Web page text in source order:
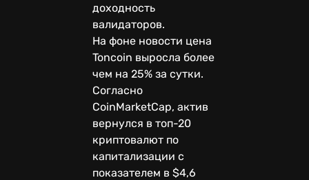
доходность
валидаторов.
На фоне новости цена
Toncoin выросла более
чем на 25% за сутки.
Согласно
CoinMarketCap, актив
вернулся в топ-20
криптовалют по
капитализации с
показателем в $4,6